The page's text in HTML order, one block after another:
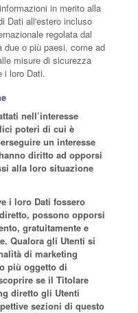
in merito alla
Dati all'estero incluso
regolata dal
due o più paesi, come ad
misure di sicurezza
i loro Dati.
nell’interesse
poteri di cui è
un interesse
diritto ad opporsi
alla loro situazione
i loro Dati fossero
possono opporsi
gratuitamente e
Qualora gli Utenti si
di marketing
più oggetto di
se il Titolare
diretto gli Utenti
sezioni di questo